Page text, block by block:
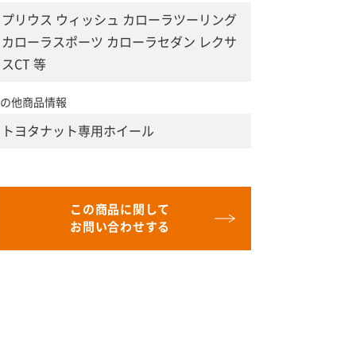
プリウス ウィッシュ カローラツーリング
カローラスポーツ カローラセダン レクサ
スCT 等
他商品情報
トヨタナット専用ホイール
この商品に関して
お問い合わせする